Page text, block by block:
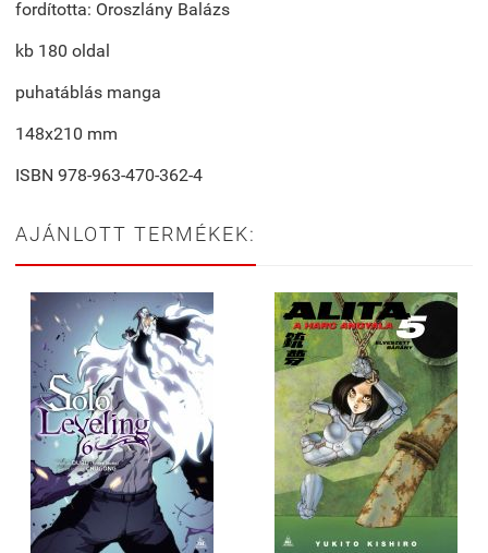
fordította: Oroszlány Balázs
kb 180 oldal
puhatáblás manga
148x210 mm
ISBN 978-963-470-362-4
AJÁNLOTT TERMÉKEK: